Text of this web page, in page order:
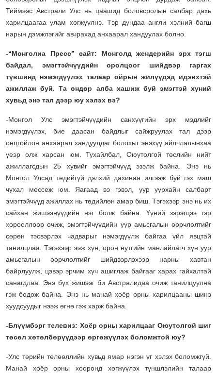
Тиймээс Австрали Улс нь цаашид боловсролын салбар дахь
харилцаагаа улам хөгжүүлнэ. Тэр дундаа англи хэлний багш
нарын дэмжлэгийг авчрахад анхаарал хандуулах болно.
-“Монголиа Пресс” сайт: Монголд жендерийн эрх тэгш
байдал, эмэгтэйчүүдийн оролцоог шийдвэр гаргах
түвшинд нэмэгдүүлэх талаар ойрын жилүүдэд идэвхтэй
ажиллаж буй. Та өндөр алба хашиж буй эмэгтэй хүний
хувьд энэ тал дээр юу хэлэх вэ?
-Монгол Улс эмэгтэйчүүдийн санхүүгийн эрх мэдлийг
нэмэгдүүлэх, бие даасан байдлыг сайжруулах тал дээр
онцгойлон анхаарал хандуулдаг болохыг энэхүү айлчлалынхаа
үеэр олж харсан юм. Тухайлбал, Оюутолгой төслийн нийт
ажиллагсдын 25 хувийг эмэгтэйчүүд эзэлж байна. Энэ нь
Монгол Улсад төдийгүй дэлхий дахинаа илгээж буй гэх маш
чухал мессеж юм. Яагаад вэ гэвэл, уур уурхайн салбарт
эмэгтэйчүүд ажиллах нь төдийлөн амар биш. Тэгэхээр энэ нь их
сайхан жишээнүүдийн нэг болж байна. Үүний зэрэгцээ гэр
хорооллоор очиж, эмэгтэйчүүдийн уур амьсгалын өөрчлөлтийг
сөрөн тэсвэрлэх чадварыг нэмэгдүүлж байгаа үйл явцтай
танилцлаа. Тэгэхээр ээж хүн, орон нутгийн манлайлагч хүн уур
амьсгалын өөрчлөлтийг шийдвэрлэхээр нарны хавтан
байрлуулж, цэвэр эрчим хүч ашиглаж байгааг харах гайхалтай
санагдлаа. Энэ бүх жишээг би Австралидаа очиж танилцуулна
гэж бодож байна. Энэ нь манай хоёр орны харилцааны шинэ
хуудсуудыг нээж өгнө гэж харж байна.
-Блүүмбэрг телевиз: Хоёр орны харилцааг Оюутолгой шиг
төсөл хөтөлбөрүүдээр өргөжүүлэх боломжтой юу?
-Улс төрийн төлөөллийн хувьд ямар нэгэн үг хэлэх боломжгүй.
Манай хоёр орны хооронд хөгжүүлэх түншлэлийн талаар